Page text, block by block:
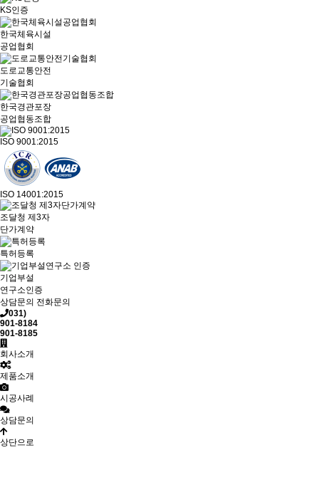
KS인증
한국체육시설
공업협회
도로교통안전
기술협회
한국경관포장
공업협동조합
ISO 9001:2015
ISO 14001:2015
조달청 제3자
단가계약
특허등록
기업부설
연구소인증
상담문의 전화문의
031)
901-8184
901-8185
회사소개
제품소개
시공사례
상담문의
상단으로